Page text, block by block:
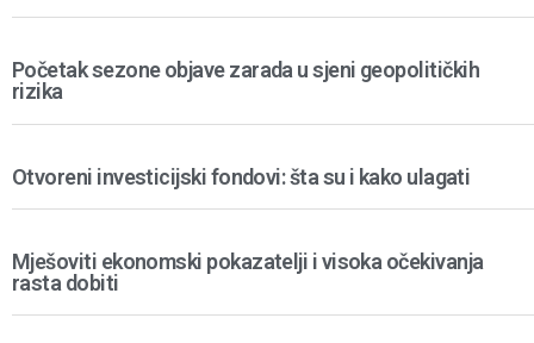
Početak sezone objave zarada u sjeni geopolitičkih
rizika
Otvoreni investicijski fondovi: šta su i kako ulagati
Mješoviti ekonomski pokazatelji i visoka očekivanja
rasta dobiti